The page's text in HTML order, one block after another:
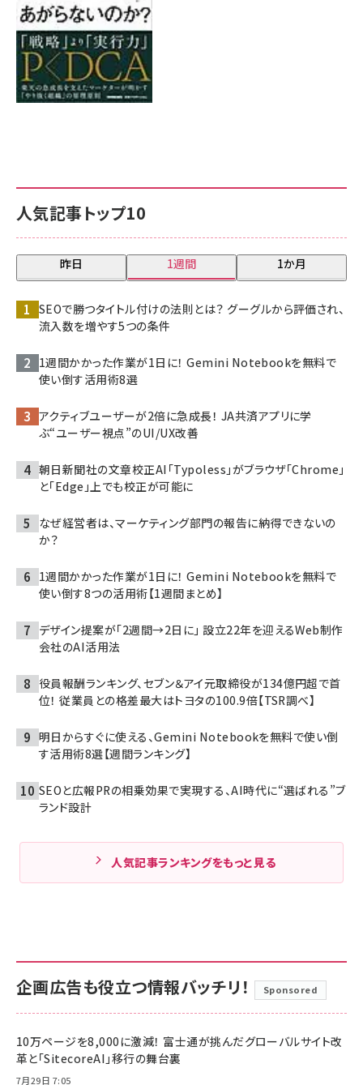
人気記事トップ10
昨日 1週間 1か月
SEOで勝つタイトル付けの法則とは？ グーグルから評価され、
流入数を増やす5つの条件
1週間かかった作業が1日に！ Gemini Notebookを無料で
使い倒す活用術8選
アクティブユーザーが2倍に急成長！ JA共済アプリに学
ぶ“ユーザー視点”のUI/UX改善
朝日新聞社の文章校正AI「Typoless」がブラウザ「Chrome」
と「Edge」上でも校正が可能に
なぜ経営者は、マーケティング部門の報告に納得できないの
か？
1週間かかった作業が1日に！ Gemini Notebookを無料で
使い倒す8つの活用術【1週間まとめ】
デザイン提案が「2週間→2日に」 設立22年を迎えるWeb制作
会社のAI活用法
役員報酬ランキング、セブン＆アイ元取締役が134億円超で首
位！ 従業員との格差最大はトヨタの100.9倍【TSR調べ】
明日からすぐに使える、Gemini Notebookを無料で使い倒
す活用術8選【週間ランキング】
SEOと広報PRの相乗効果で実現する、AI時代に“選ばれる”ブ
ランド設計
人気記事ランキングをもっと見る
企画広告も役立つ情報バッチリ！ Sponsored
10万ページを8,000に激減！ 富士通が挑んだグローバルサイト改
革と「SitecoreAI」移行の舞台裏
7月29日 7:05